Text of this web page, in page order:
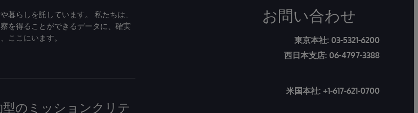
暮らしを託しています。 私たちは、
を得ることができるデータに、確実
ここにいます。
のミッションクリテ
お問い合わせ
東京本社: 03-5321-6200
西日本支店: 06-4797-3388
米国本社: +1-617-621-0700